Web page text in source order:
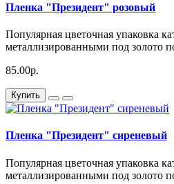
Пленка "Президент" розовый
Популярная цветочная упаковка
металлизированными под золото
85.00р.
Купить
Пленка "Президент" сиреневый
Популярная цветочная упаковка
металлизированными под золото